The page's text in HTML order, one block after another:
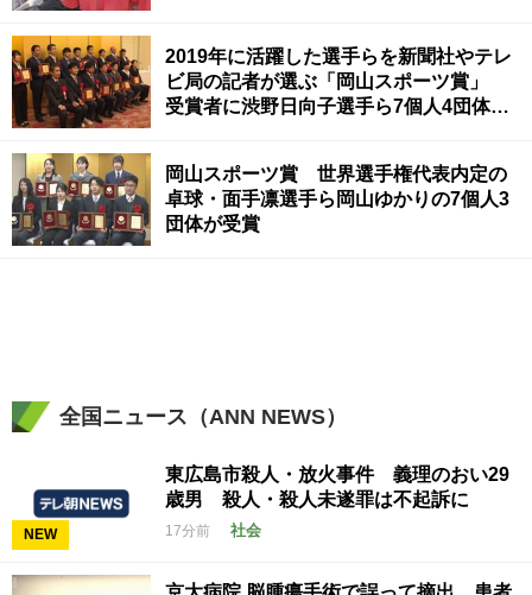
2019年に活躍した選手らを新聞社やテレ
ビ局の記者が選ぶ「岡山スポーツ賞」
受賞者に渋野日向子選手ら7個人4団体決
岡山スポーツ賞 世界選手権代表内定の
卓球・面手凛選手ら岡山ゆかりの7個人3
団体が受賞
全国ニュース（ANN NEWS）
NEW
東広島市殺人・放火事件 義理のおい29
歳男 殺人・殺人未遂罪は不起訴に
17分前 社会